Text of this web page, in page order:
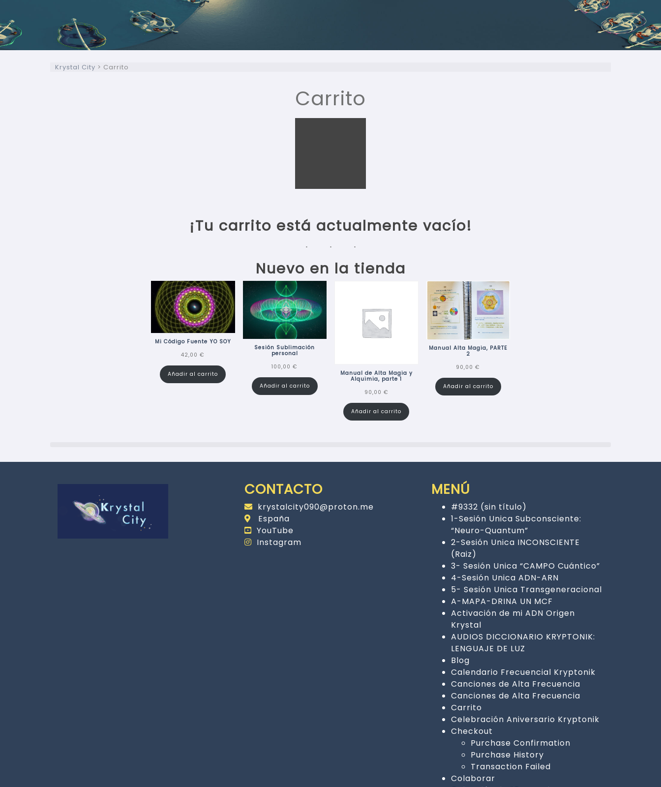
Krystal City > Carrito
Carrito
¡Tu carrito está actualmente vacío!
Nuevo en la tienda
Mi Código Fuente YO SOY
42,00€
Añadir al carrito
Sesión Sublimación
personal
100,00€
Añadir al carrito
Manual de Alta Magia y
Alquimia, parte 1
90,00 €
Añadir al carrito
Manual Alta Magia, PARTE
2
90,00€
Añadir al carrito
CONTACTO
krystalcity090@proton.me
España
YouTube
Instagram
MENÚ
#9332 (sin título)
1-Sesión Unica Subconsciente:
“Neuro-Quantum”
2-Sesión Unica INCONSCIENTE
(Raiz)
3- Sesión Unica “CAMPO Cuántico”
4-Sesión Unica ADN-ARN
5- Sesión Unica Transgeneracional
A-MAPA-DRINA UN MCF
Activación de mi ADN Origen
Krystal
AUDIOS DICCIONARIO KRYPTONIK:
LENGUAJE DE LUZ
Blog
Calendario Frecuencial Kryptonik
Canciones de Alta Frecuencia
Canciones de Alta Frecuencia
Carrito
Celebración Aniversario Kryptonik
Checkout
Purchase Confirmation
Purchase History
Transaction Failed
Colaborar